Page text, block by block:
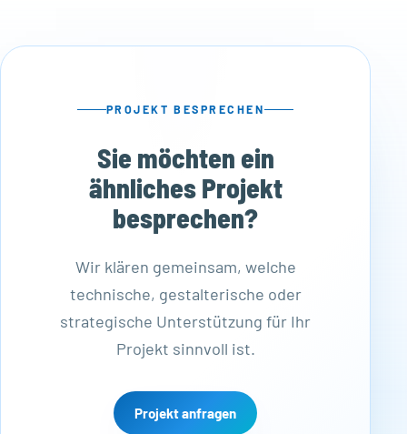
PROJEKT BESPRECHEN
Sie möchten ein
ähnliches Projekt
besprechen?
Wir klären gemeinsam, welche
technische, gestalterische oder
strategische Unterstützung für Ihr
Projekt sinnvoll ist.
Projekt anfragen